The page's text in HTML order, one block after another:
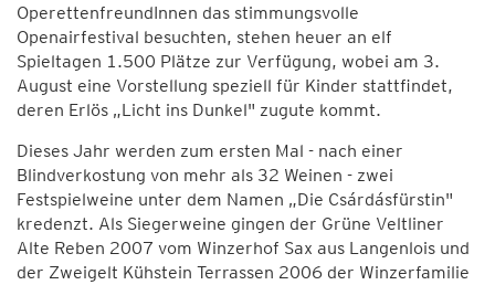
OperettenfreundInnen das stimmungsvolle
Openairfestival besuchten, stehen heuer an elf
Spieltagen 1.500 Plätze zur Verfügung, wobei am 3.
August eine Vorstellung speziell für Kinder stattfindet,
deren Erlös „Licht ins Dunkel" zugute kommt.
Dieses Jahr werden zum ersten Mal - nach einer
Blindverkostung von mehr als 32 Weinen - zwei
Festspielweine unter dem Namen „Die Csárdásfürstin"
kredenzt. Als Siegerweine gingen der Grüne Veltliner
Alte Reben 2007 vom Winzerhof Sax aus Langenlois und
der Zweigelt Kühstein Terrassen 2006 der Winzerfamilie